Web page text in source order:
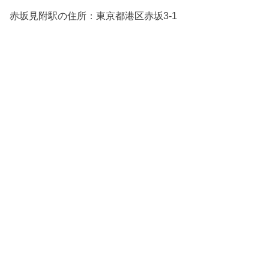
赤坂見附駅の住所：東京都港区赤坂3-1